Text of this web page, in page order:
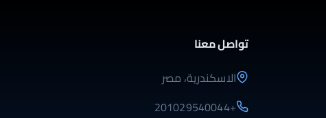
تواصل معنا
الاسكندرية، مصر
+201029540044